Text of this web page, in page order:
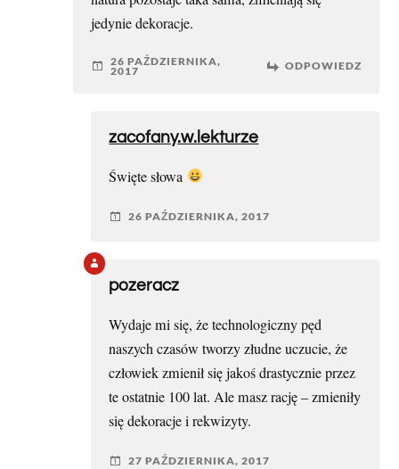
jedynie dekoracje.
26 PAŹDZIERNIKA,
2017 ODPOWIEDZ
zacofany.w.lekturze
Święte słowa
26 PAŹDZIERNIKA, 2017
pozeracz
Wydaje mi się, że technologiczny pęd
naszych czasów tworzy złudne uczucie, że
człowiek zmienił się jakoś drastycznie przez
te ostatnie 100 lat. Ale masz rację – zmieniły
się dekoracje i rekwizyty.
27 PAŹDZIERNIKA, 2017